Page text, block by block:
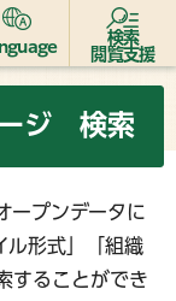
検索
閲覧支援
ージ 検索
ープンデータに
ル形式」「組織
することができ